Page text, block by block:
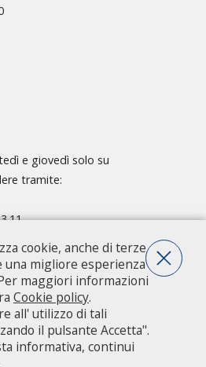
e giovedì solo su
tramite:
e alla modulistica
Via Vivaio, 1 - 20122 Milano - centralino
cookie, anche di terze
migliore esperienza
maggiori informazioni
Cookie policy.
all' utilizzo di tali
il pulsante Accetta".
informativa, continui